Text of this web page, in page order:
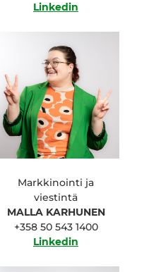
Linkedin
Markkinointi ja
viestintä
MALLA KARHUNEN
+358 50 543 1400
Linkedin